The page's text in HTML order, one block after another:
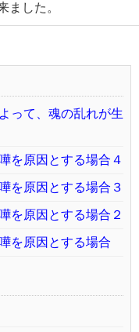
ました。
って、魂の乱れが生
を原因とする場合４
を原因とする場合３
を原因とする場合２
を原因とする場合